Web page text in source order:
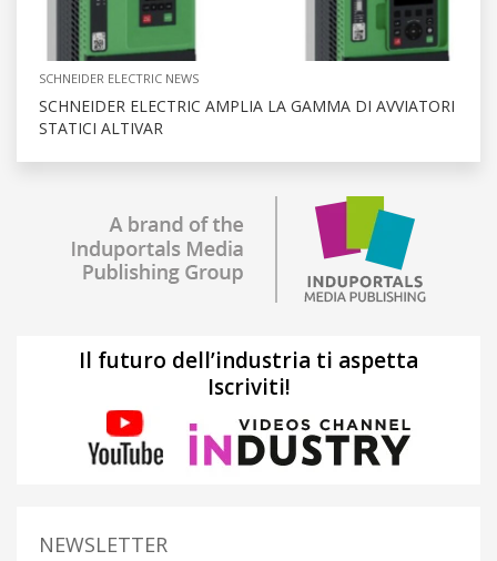
SCHNEIDER ELECTRIC NEWS
SCHNEIDER ELECTRIC AMPLIA LA GAMMA DI AVVIATORI
STATICI ALTIVAR
Il futuro dell’industria ti aspetta
Iscriviti!
NEWSLETTER